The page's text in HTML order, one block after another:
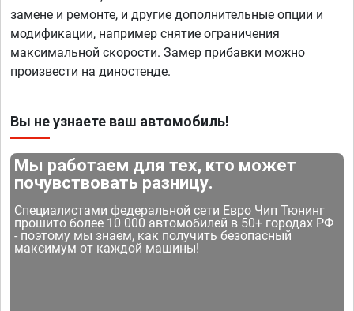
замене и ремонте, и другие дополнительные опции и
модификации, например снятие ограничения
максимальной скорости. Замер прибавки можно
произвести на диностенде.
Вы не узнаете ваш автомобиль!
Мы работаем для тех, кто может
почувствовать разницу.
Специалистами федеральной сети Евро Чип Тюнинг
прошито более 10 000 автомобилей в 50+ городах РФ
- поэтому мы знаем, как получить безопасный
максимум от каждой машины!